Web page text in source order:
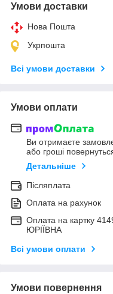
Умови доставки
Нова Пошта
Укрпошта
Всі умови доставки
Умови оплати
Ви отримаєте
або гроші
Детальніше
Післяплата
Оплата на рахунок
Оплата на картку
ЮРІЇВНА
Всі умови оплати
Умови повернення